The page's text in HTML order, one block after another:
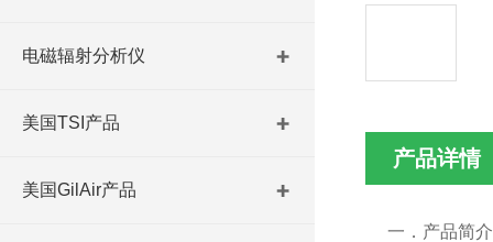
电磁辐射分析仪
美国TSI产品
美国GilAir产品
产品详情
一．产品简介